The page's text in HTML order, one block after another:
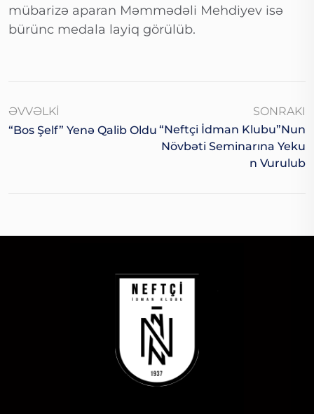
mübarizə aparan Məmmədəli Mehdiyev isə
bürünc medala layiq görülüb.
ƏVVƏLKI
“Bos Şelf” Yenə Qalib Oldu
SONRAKI
“Neftçi İdman Klubu”nun
Növbəti Seminarına Yeku
N Vurulub